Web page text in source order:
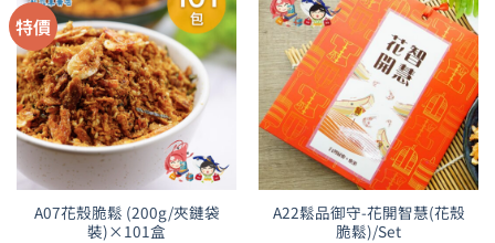
特價
A07花殼脆鬆 (200g/夾鏈袋
裝)×101盒
A22鬆品御守-花開智慧(花殼
脆鬆)/Set